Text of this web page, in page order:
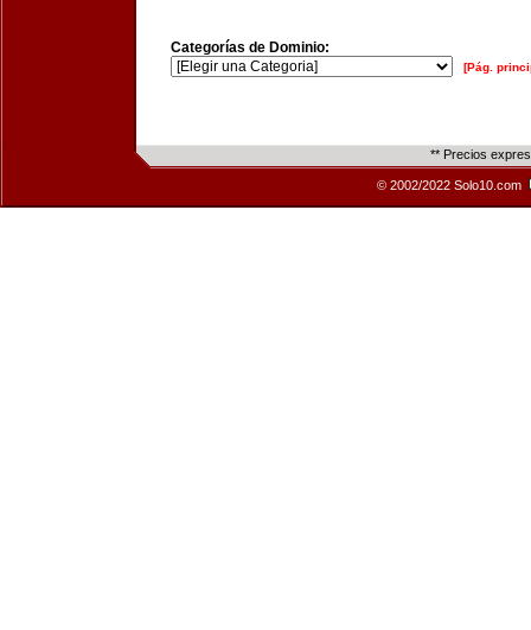
Categorías de Dominio:
[Pág.
** Precios
© 2002/2022 Solo10.com